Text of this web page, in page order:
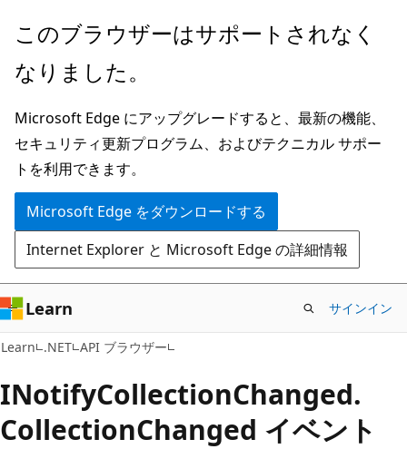
メ
ン
ン
テ
ン
ツ
に
ス
キ
ッ
プ
ペ
ジ
ナ
ビ
ゲ
ー
シ
ョ
ン
に
ス
キ
ッ
プ
このブラウザーはサポートされなく
なりました。
Microsoft Edge にアップグレードすると、最新の機能、
セキュリティ更新プログラム、およびテクニカル サポー
トを利用できます。
Microsoft Edge をダウンロードする
Internet Explorer と Microsoft Edge の詳細情報
Learn サインイン
Learn .NET API ブラウザー
INotifyCollectionChanged.
CollectionChanged イベント